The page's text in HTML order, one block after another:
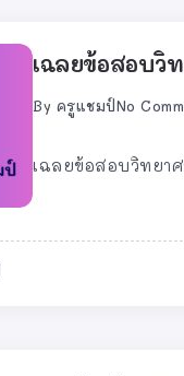
เฉลยข้อสอบวิ
By ครูแชมป์No
เฉลยข้อสอบวิทยา